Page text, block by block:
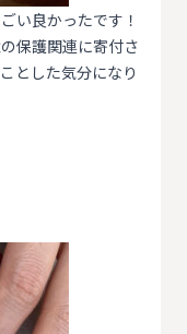
い良かったです！
保護関連に寄付さ
とした気分になり